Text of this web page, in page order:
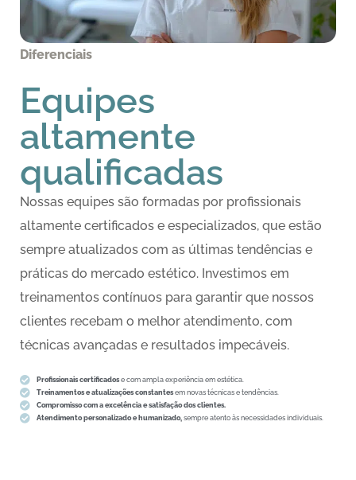
Diferenciais
Equipes
altamente
qualificadas
Nossas equipes são formadas por profissionais
altamente certificados e especializados, que estão
sempre atualizados com as últimas tendências e
práticas do mercado estético. Investimos em
treinamentos contínuos para garantir que nossos
clientes recebam o melhor atendimento, com
técnicas avançadas e resultados impecáveis.
Profissionais certificadose com ampla experiência em estética.
Treinamentos e atualizações constantesem novas técnicas e tendências.
Compromisso com a excelência e satisfação dos clientes.
Atendimento personalizado e humanizado, sempre atento às necessidades individuais.